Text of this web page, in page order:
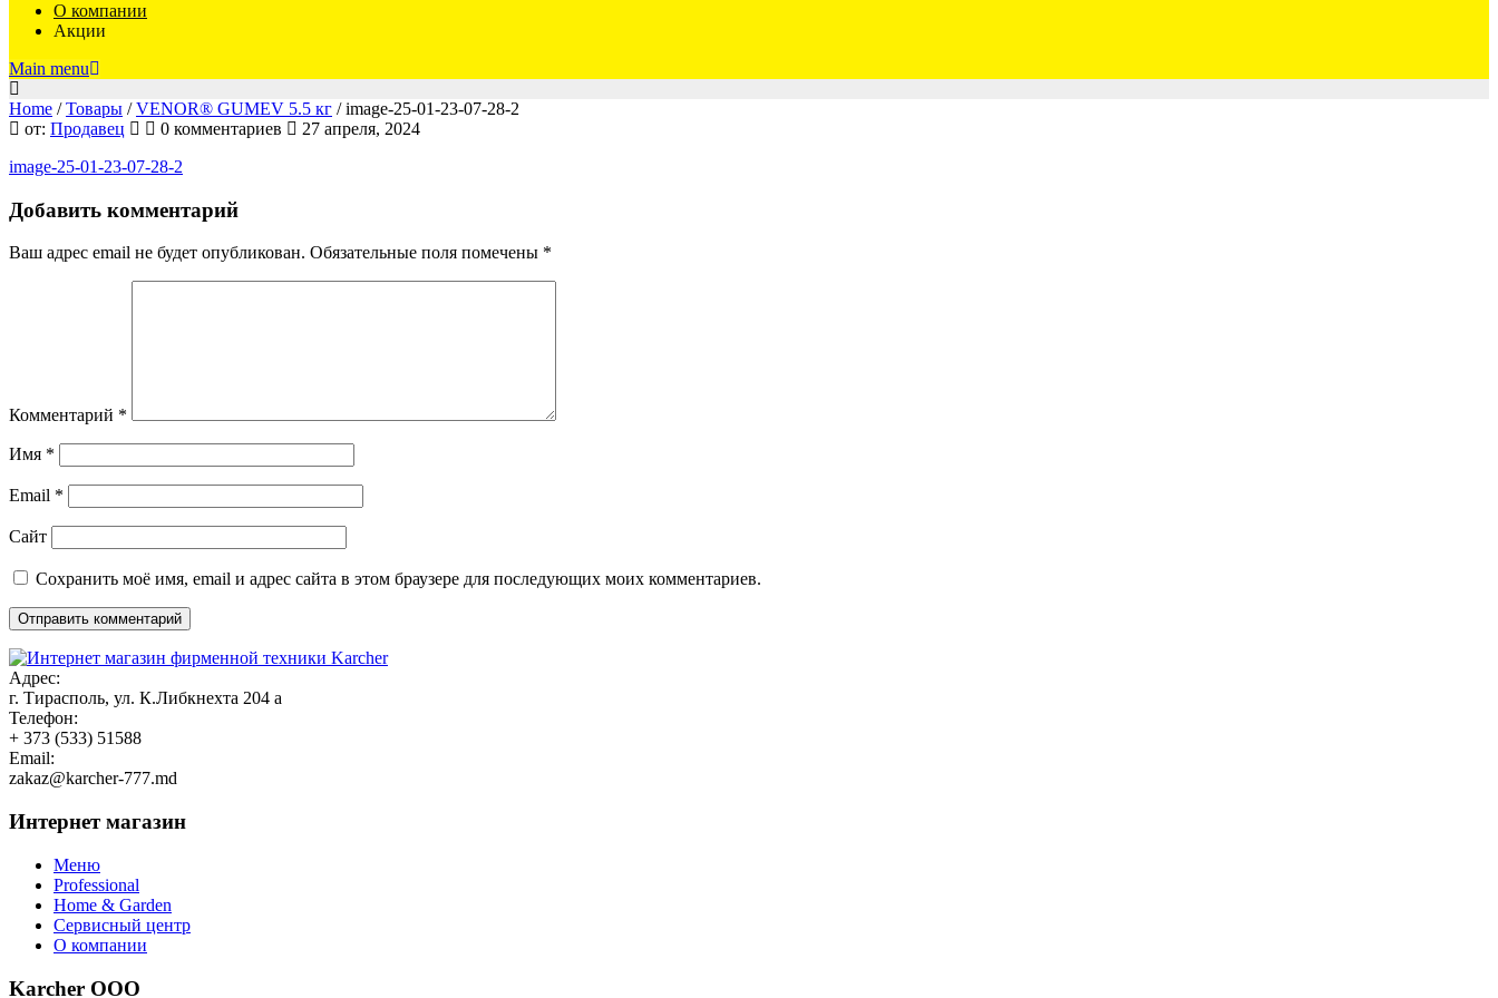
О компании
Акции
Main menu
Home / Товары / VENOR® GUMEV 5.5 кг / image-25-01-23-07-28-2
image-
25-
01-
23-
от: Продавец 0 комментариев
27 апреля, 2024
image-25-01-23-07-28-2
Добавить комментарий
Ваш адрес email не будет опубликован. Обязательные поля помечены *
Комментарий *
Имя *
Email *
Сайт
Сохранить моё имя, email и адрес сайта в этом браузере для последующих моих комментариев.
Адрес:
г. Тирасполь, ул. К.Либкнехта 204 а
Телефон:
+ 373 (533) 51588
Email:
zakaz@karcher-777.md
Интернет магазин
Меню
Professional
Home & Garden
Сервисный центр
О компании
Karcher ООО